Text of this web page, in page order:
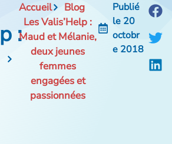
:
Accueil
Blog
Les Valis’Help :
Maud et Mélanie,
deux jeunes
femmes
engagées et
passionnées
Publié
le 20
octobr
e 2018